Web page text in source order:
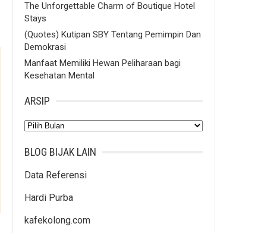
The Unforgettable Charm of Boutique Hotel
Stays
(Quotes) Kutipan SBY Tentang Pemimpin Dan
Demokrasi
Manfaat Memiliki Hewan Peliharaan bagi
Kesehatan Mental
ARSIP
Arsip
BLOG BIJAK LAIN
Data Referensi
Hardi Purba
kafekolong.com